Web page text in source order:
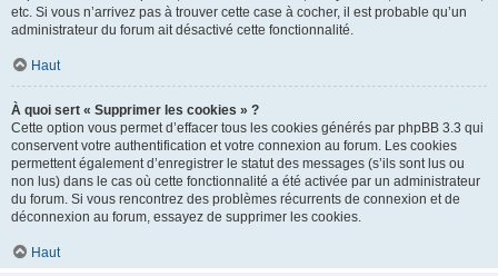
etc. Si vous n’arrivez pas à trouver cette case à cocher, il est probable qu’un
administrateur du forum ait désactivé cette fonctionnalité.
Haut
À quoi sert « Supprimer les cookies » ?
Cette option vous permet d’effacer tous les cookies générés par phpBB 3.3 qui
conservent votre authentification et votre connexion au forum. Les cookies
permettent également d’enregistrer le statut des messages (s’ils sont lus ou
non lus) dans le cas où cette fonctionnalité a été activée par un administrateur
du forum. Si vous rencontrez des problèmes récurrents de connexion et de
déconnexion au forum, essayez de supprimer les cookies.
Haut